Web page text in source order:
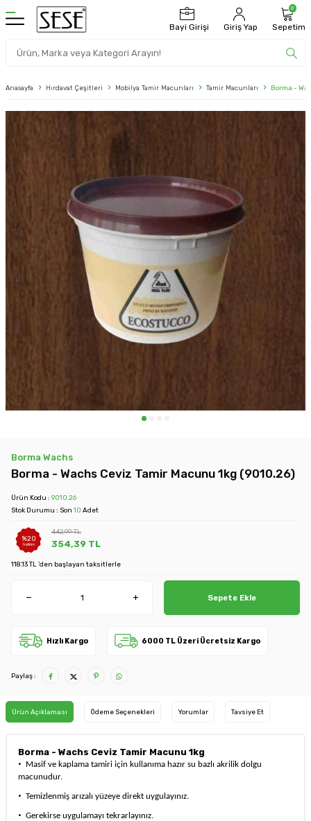
Bayi Girişi Giriş Yap
0
Sepetim
Anasayfa Hırdavat Çeşitleri Mobilya Tamir Macunları Tamir Macunları Borma -
Borma Wachs
Borma - Wachs Ceviz Tamir Macunu 1kg (9010.26)
Ürün Kodu : 9010.26
Stok Durumu : Son 10 Adet
%20
İndirim
442,99TL
354,39 TL
118.13 TL 'den başlayan taksitlerle
Sepete Ekle
Hızlı Kargo 6000 TL Üzeri Ücretsiz Kargo
Paylaş :
Ürün Açıklaması Ödeme Seçenekleri Yorumlar Tavsiye Et
Borma - Wachs Ceviz Tamir Macunu 1kg
·
Masif ve kaplama tamiri için kullanıma hazır su bazlı akrilik dolgu
macunudur.
· Temizlenmiş arızalı yüzeye direkt uygulayınız.
· Gerekirse uygulamayı tekrarlayınız.